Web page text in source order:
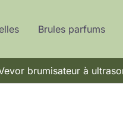
Brules parfums
brumisateur à